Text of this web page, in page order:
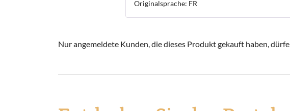
Originalsprache: FR
Nur angemeldete Kunden, die dieses Produkt gekauft haben,